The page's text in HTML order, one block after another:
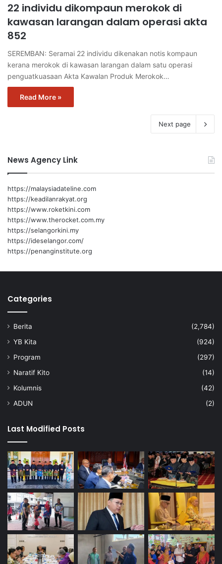
22 individu dikompaun merokok di
kawasan larangan dalam operasi akta
852
SEREMBAN: Seramai 22 individu dikenakan notis kompaun
kerana merokok di kawasan larangan dalam satu operasi
penguatkuasaan Akta Kawalan Produk Merokok…
Read More »
Next page
News Agency Link
https://malaysiadateline.com
https://keadilanrakyat.org
https://www.roketkini.com
https://www.therocket.com.my
https://selangorkini.my
https://ideselangor.com/
https://penanginstitute.org
Categories
Berita
(2,784)
YB Kita
(924)
Program
(297)
Naratif Kito
(14)
Kolumnis
(42)
ADUN
(2)
Last Modified Posts